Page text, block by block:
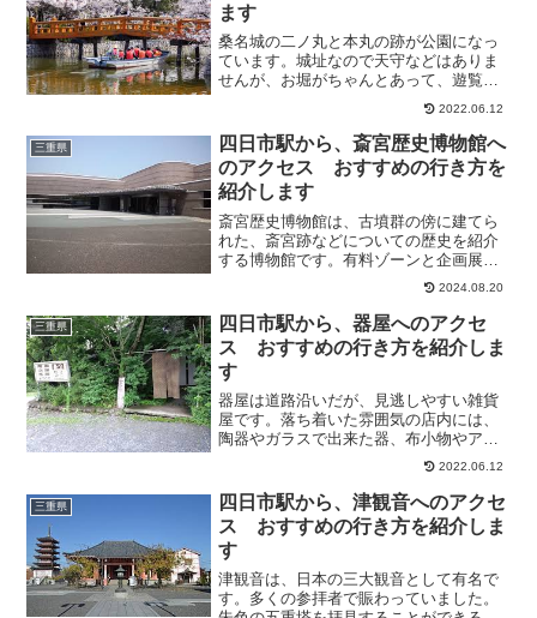
ます
桑名城の二ノ丸と本丸の跡が公園になっ
ています。城址なので天守などはありま
せんが、お堀がちゃんとあって、遊覧船
も運航されていました。ゆっくり案内し
ながらまわってくれて楽しめました。桜
の時期になると、公園一帯に桜が満開に
咲いていて、特に夜桜がと...
2022.06.12
三重県
四日市駅から、斎宮歴史博物館へ
のアクセス おすすめの行き方を
紹介します
斎宮歴史博物館は、古墳群の傍に建てら
れた、斎宮跡などについての歴史を紹介
する博物館です。有料ゾーンと企画展な
どの無料ゾーンがあります。休憩所やカ
フェもあります。館内は広くて見ごたえ
があり、定期上映している映像も分かり
やすくおもしろかったです...
2024.08.20
三重県
四日市駅から、器屋へのアクセ
ス おすすめの行き方を紹介しま
す
器屋は道路沿いだが、見逃しやすい雑貨
屋です。落ち着いた雰囲気の店内には、
陶器やガラスで出来た器、布小物やアク
セサリー、レトロなおもちゃや骨董品が
置いてあります。見ているだけでも楽し
めます。プレゼントの購入などにも最適
です。そこで今回は、四日...
2022.06.12
三重県
四日市駅から、津観音へのアクセ
ス おすすめの行き方を紹介しま
す
津観音は、日本の三大観音として有名で
す。多くの参拝者で賑わっていました。